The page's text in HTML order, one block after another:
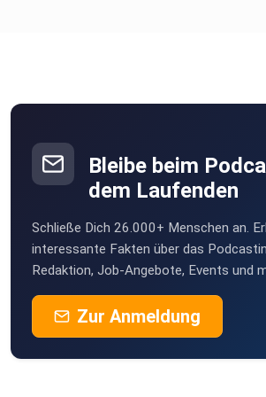
RCD Mallorca
https://www.rcdmallorca.es/
https://apps.apple.com/de/app/gasall/
Pujol de Santa Magdalena
https://de.wikipedia.org/wiki/
Bleibe beim
dem Laufenden
Schließe Dich 26.000+ Menschen an.
interessante Fakten über das
Redaktion, Job-Angebote, Events und
Zur Anmeldung